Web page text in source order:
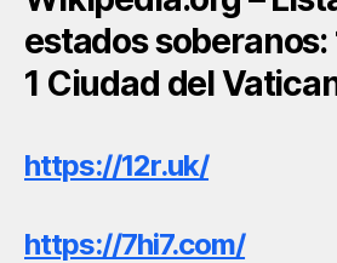
estados soberanos:
1 Ciudad del
https://12r.uk/
https://7hi7.com/